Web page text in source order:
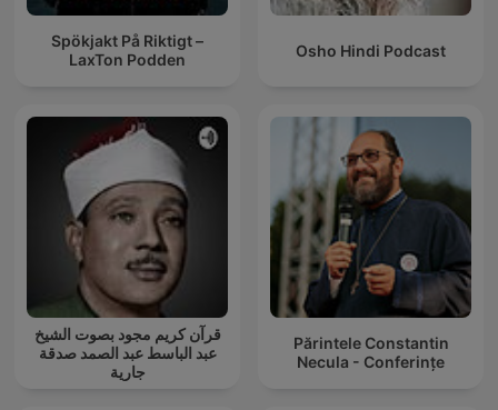
Spökjakt På Riktigt –
LaxTon Podden
Osho Hindi Podcast
قرآن كريم مجود بصوت الشيخ
عبد الباسط عبد الصمد صدقة
جارية
Părintele Constantin
Necula - Conferințe